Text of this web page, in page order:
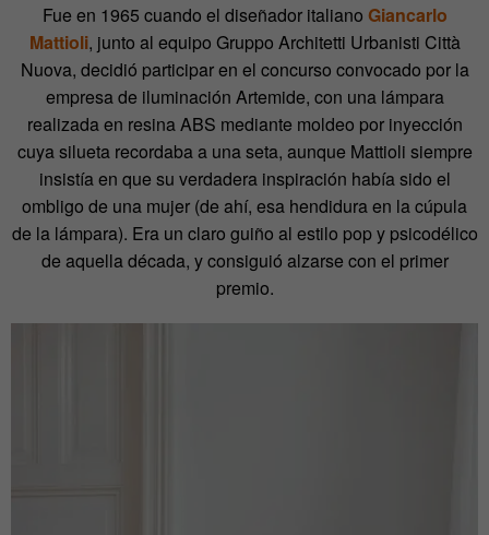
Fue en 1965 cuando el diseñador italiano Giancarlo
Mattioli, junto al equipo Gruppo Architetti Urbanisti Città
Nuova, decidió participar en el concurso convocado por la
empresa de iluminación Artemide, con una lámpara
realizada en resina ABS mediante moldeo por inyección
cuya silueta recordaba a una seta, aunque Mattioli siempre
insistía en que su verdadera inspiración había sido el
ombligo de una mujer (de ahí, esa hendidura en la cúpula
de la lámpara). Era un claro guiño al estilo pop y psicodélico
de aquella década, y consiguió alzarse con el primer
premio.